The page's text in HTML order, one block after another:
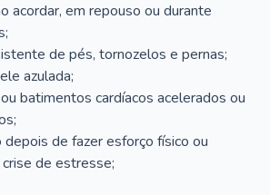
acordar, em repouso ou durante
de pés, tornozelos e pernas;
azulada;
batimentos cardíacos acelerados ou
de fazer esforço físico ou
de estresse;